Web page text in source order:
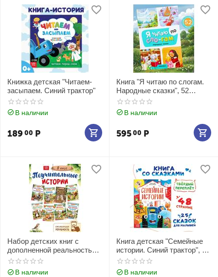
Книжка детская "Читаем-
засыпаем. Синий трактор"
В наличии
18900 Р
Книга "Я читаю по слогам.
Народные сказки", 52
страницы
В наличии
59500 Р
Набор детских книг с
дополненной реальностью
"Сказки про животных", 8
штук
В наличии
Книга детская "Семейные
истории. Синий трактор", 25
сказок
В наличии